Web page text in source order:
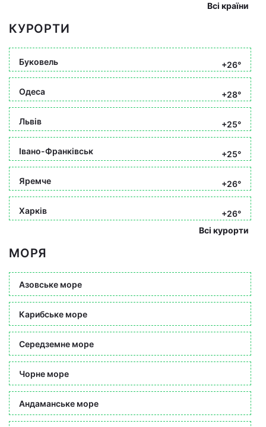
Всі країни
КУРОРТИ
Буковель +26°
Одеса +28°
Львів +25°
Івано-Франківськ +25°
Яремче +26°
Харків
+26°
Всі курорти
МОРЯ
Азовське море
Карибське море
Середземне море
Чорне море
Андаманське море